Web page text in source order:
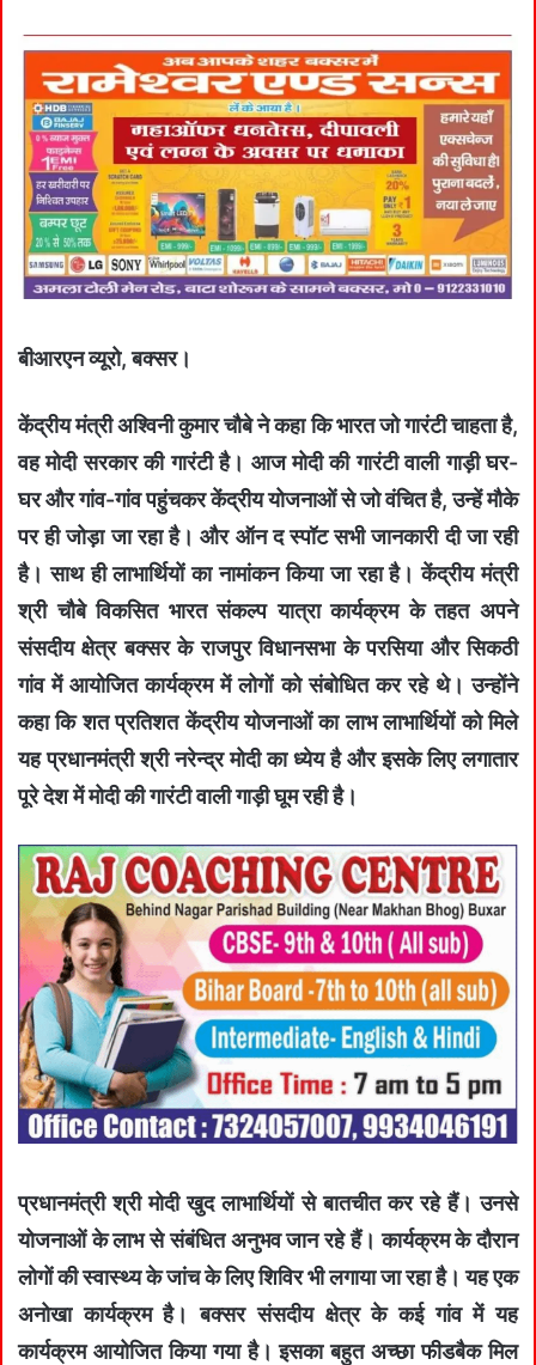
बीआरएन व्यूरो, बक्सर।
केंद्रीय मंत्री अश्विनी कुमार चौबे ने कहा कि भारत जो गारंटी चाहता है,
वह मोदी सरकार की गारंटी है। आज मोदी की गारंटी वाली गाड़ी घर-
घर और गांव-गांव पहुंचकर केंद्रीय योजनाओं से जो वंचित है, उन्हें मौके
पर ही जोड़ा जा रहा है। और ऑन द स्पॉट सभी जानकारी दी जा रही
है। साथ ही लाभार्थियों का नामांकन किया जा रहा है। केंद्रीय मंत्री
श्री चौबे विकसित भारत संकल्प यात्रा कार्यक्रम के तहत अपने
संसदीय क्षेत्र बक्सर के राजपुर विधानसभा के परसिया और सिकठी
गांव में आयोजित कार्यक्रम में लोगों को संबोधित कर रहे थे। उन्होंने
कहा कि शत प्रतिशत केंद्रीय योजनाओं का लाभ लाभार्थियों को मिले
यह प्रधानमंत्री श्री नरेन्द्र मोदी का ध्येय है और इसके लिए लगातार
पूरे देश में मोदी की गारंटी वाली गाड़ी घूम रही है।
प्रधानमंत्री श्री मोदी खुद लाभार्थियों से बातचीत कर रहे हैं। उनसे
योजनाओं के लाभ से संबंधित अनुभव जान रहे हैं। कार्यक्रम के दौरान
लोगों की स्वास्थ्य के जांच के लिए शिविर भी लगाया जा रहा है। यह एक
अनोखा कार्यक्रम है। बक्सर संसदीय क्षेत्र के कई गांव में यह
कार्यक्रम आयोजित किया गया है। इसका बहुत अच्छा फीडबैक मिल